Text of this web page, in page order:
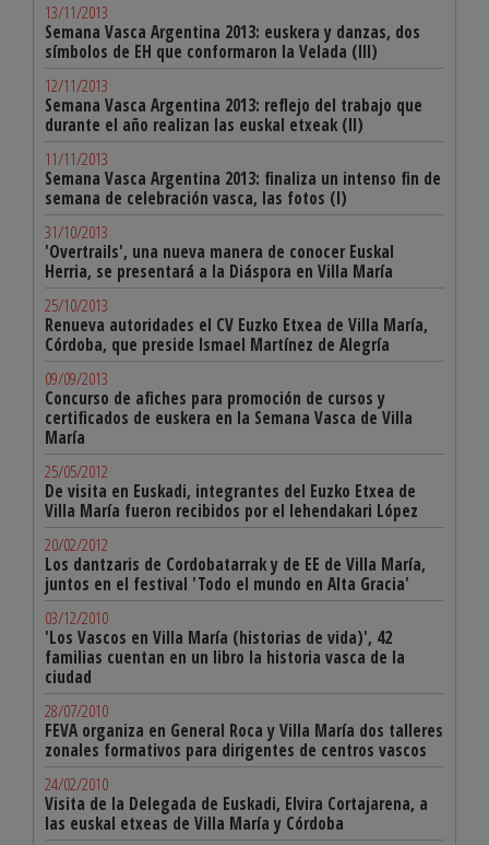
13/11/2013
Semana Vasca Argentina 2013: euskera y danzas, dos
símbolos de EH que conformaron la Velada (III)
12/11/2013
Semana Vasca Argentina 2013: reflejo del trabajo que
durante el año realizan las euskal etxeak (II)
11/11/2013
Semana Vasca Argentina 2013: finaliza un intenso fin de
semana de celebración vasca, las fotos (I)
31/10/2013
'Overtrails', una nueva manera de conocer Euskal
Herria, se presentará a la Diáspora en Villa María
25/10/2013
Renueva autoridades el CV Euzko Etxea de Villa María,
Córdoba, que preside Ismael Martínez de Alegría
09/09/2013
Concurso de afiches para promoción de cursos y
certificados de euskera en la Semana Vasca de Villa
María
25/05/2012
De visita en Euskadi, integrantes del Euzko Etxea de
Villa María fueron recibidos por el lehendakari López
20/02/2012
Los dantzaris de Cordobatarrak y de EE de Villa María,
juntos en el festival 'Todo el mundo en Alta Gracia'
03/12/2010
'Los Vascos en Villa María (historias de vida)', 42
familias cuentan en un libro la historia vasca de la
ciudad
28/07/2010
FEVA organiza en General Roca y Villa María dos talleres
zonales formativos para dirigentes de centros vascos
24/02/2010
Visita de la Delegada de Euskadi, Elvira Cortajarena, a
las euskal etxeas de Villa María y Córdoba